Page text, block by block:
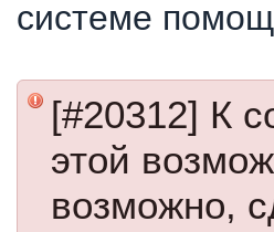
системе
[#20312] К
этой
возможно,